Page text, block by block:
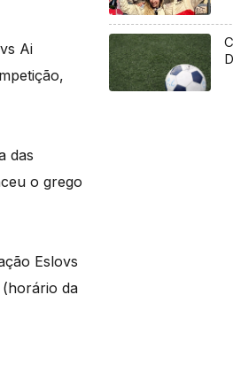
Ai
das
o grego
Eslovs
da